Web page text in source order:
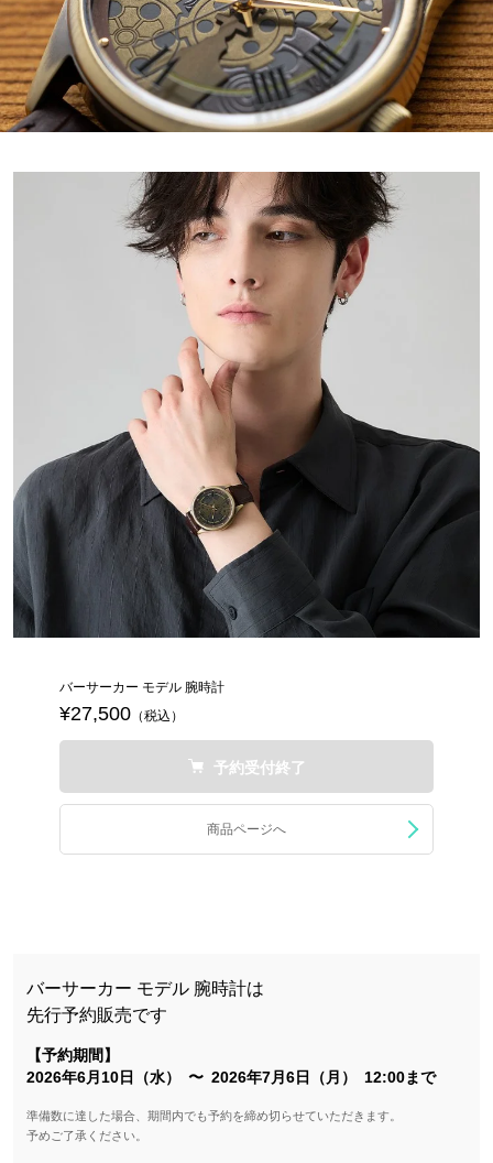
バーサーカー モデル 腕時計
¥27,500 （税込）
予約受付終了
商品ページへ
バーサーカー モデル 腕時計は
先行予約販売です
【予約期間】
2026年6月10日（水） 〜 2026年7月6日（月） 12:00まで
準備数に達した場合、期間内でも予約を締め切らせていただきます。
予めご了承ください。